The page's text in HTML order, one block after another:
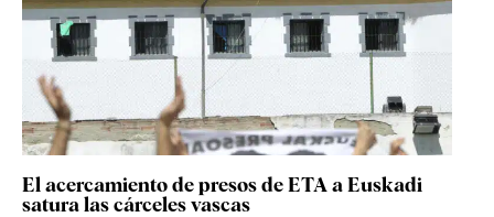
El acercamiento de presos de ETA a Euskadi
satura las cárceles vascas